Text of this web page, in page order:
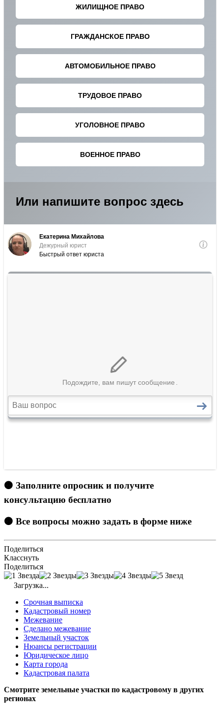
🟠 Заполните опросник и получите
консультацию бесплатно
🟠 Все вопросы можно задать в форме ниже
Поделиться
Класснуть
Поделиться
Загрузка...
Срочная выписка
Кадастровый номер
Межевание
Сделано межевание
Земельный участок
Нюансы регистрации
Юридическое лицо
Карта города
Кадастровая палата
Смотрите земельные участки по кадастровому в других
регионах